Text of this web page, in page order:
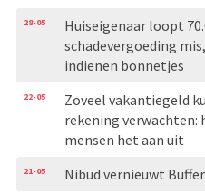
28-05
Huiseigenaar loopt
schadevergoeding
indienen bonnetjes
22-05
Zoveel vakantiegeld
rekening verwachten:
mensen het aan uit
21-05 Nibud vernieuwt